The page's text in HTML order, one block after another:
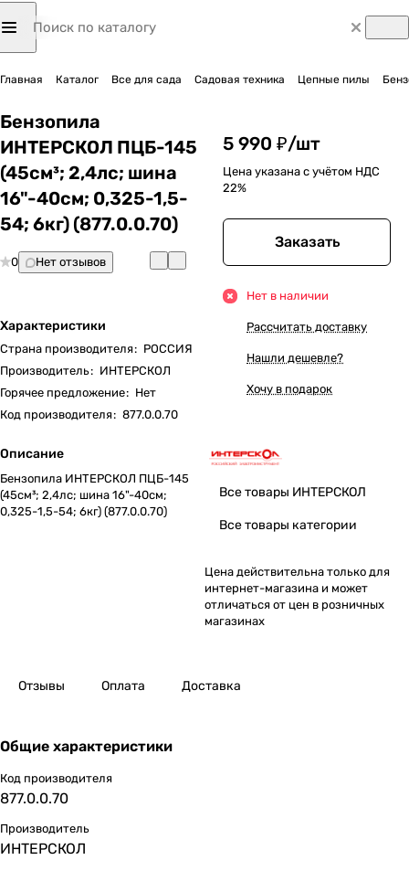
Главная Каталог Все для сада Садовая техника Цепные пилы
Бензопила
ИНТЕРСКОЛ ПЦБ-145
(45см³; 2,4лс; шина
16"-40см; 0,325-1,5-
54; 6кг) (877.0.0.70)
0 Нет отзывов
Характеристики
Страна производителя: РОССИЯ
Производитель: ИНТЕРСКОЛ
Горячее предложение: Нет
Код производителя: 877.0.0.70
Описание
Бензопила ИНТЕРСКОЛ ПЦБ-145
(45см³; 2,4лс; шина 16"-40см;
0,325-1,5-54; 6кг) (877.0.0.70)
5 990 ₽/шт
Цена указана с учётом НДС
22%
Заказать
Нет в наличии
Рассчитать доставку
Нашли дешевле?
Хочу в подарок
Все товары ИНТЕРСКОЛ
Все товары категории
Цена действительна только для
интернет-магазина и может
отличаться от цен в розничных
магазинах
Отзывы Оплата Доставка
Общие характеристики
Код производителя
877.0.0.70
Производитель
ИНТЕРСКОЛ